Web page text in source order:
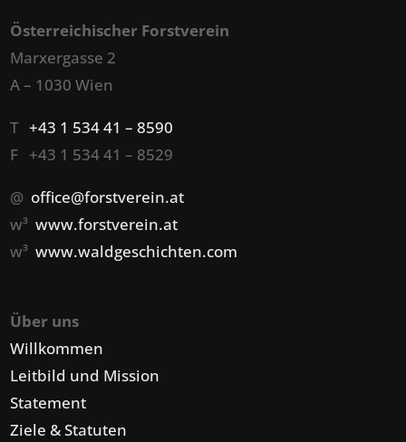
Österreichischer Forstverein
Marxergasse 2
A – 1030 Wien
T+43 1 534 41 – 8590
F +43 1 534 41 – 8529
@ office@forstverein.at
w³www.forstverein.at
w³www.waldgeschichten.com
Über uns
Willkommen
Leitbild und Mission
Statement
Ziele & Statuten